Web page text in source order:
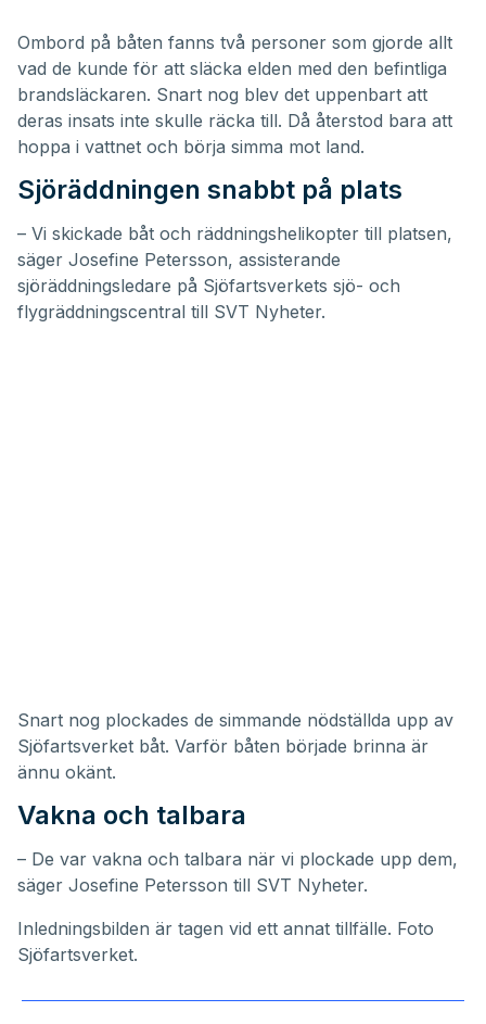
Ombord på båten fanns två personer som gjorde allt
vad de kunde för att släcka elden med den befintliga
brandsläckaren. Snart nog blev det uppenbart att
deras insats inte skulle räcka till. Då återstod bara att
hoppa i vattnet och börja simma mot land.
Sjöräddningen snabbt på plats
– Vi skickade båt och räddningshelikopter till platsen,
säger Josefine Petersson, assisterande
sjöräddningsledare på Sjöfartsverkets sjö- och
flygräddningscentral till SVT Nyheter.
Snart nog plockades de simmande nödställda upp av
Sjöfartsverket båt. Varför båten började brinna är
ännu okänt.
Vakna och talbara
– De var vakna och talbara när vi plockade upp dem,
säger Josefine Petersson till SVT Nyheter.
Inledningsbilden är tagen vid ett annat tillfälle. Foto
Sjöfartsverket.